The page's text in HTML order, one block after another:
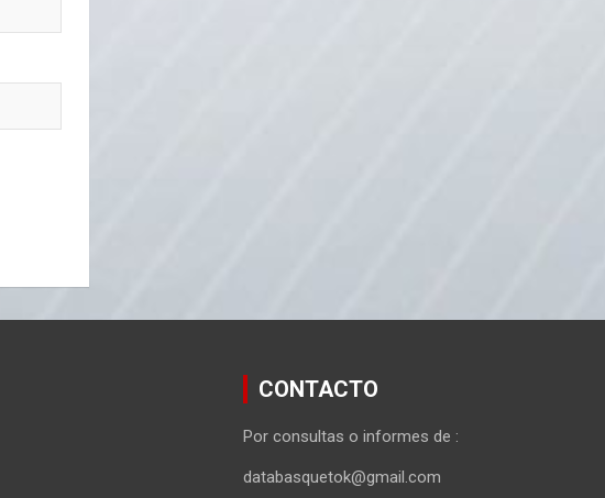
CONTACTO
Por consultas o informes de :
databasquetok@gmail.com